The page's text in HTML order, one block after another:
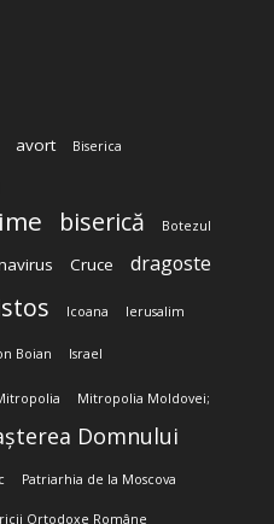
avort Biserica
biserică Botezul
Cruce dragoste
Icoana Ierusalim
Boian Israel
Mitropolia Moldovei;
Domnului
Patriarhia de la Moscova
Ortodoxe Române